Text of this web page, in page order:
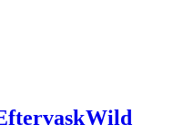
Wild